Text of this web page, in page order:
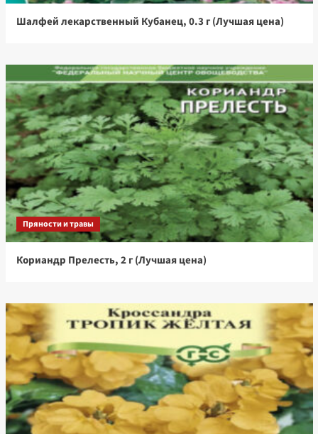
Шалфей лекарственный Кубанец, 0.3 г (Лучшая цена)
Пряности и травы
Кориандр Прелесть, 2 г (Лучшая цена)